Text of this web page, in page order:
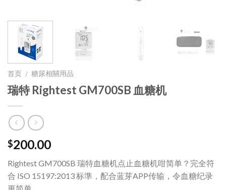
首页 / 糖尿相關用品
瑞特 Rightest GM700SB 血糖机
$200.00
Rightest GM700SB 瑞特血糖机点止血糖机咁简单？完全符
合 ISO 15197:2013 标準，配合蓝芽APP传输，令血糖纪录